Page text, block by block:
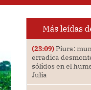
Más leídas
(23:09)Piura:
erradica
sólidos en el
Julia